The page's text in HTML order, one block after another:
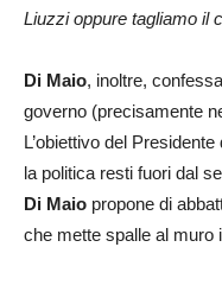
Liuzzi oppure tagliamo il
Di Maio, inoltre,
governo (precisamente
L’obiettivo del
la politica resti fuori dal
Di Maio propone di
che mette spalle al muro